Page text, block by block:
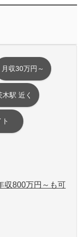
月収30万円～
木駅 近く
収800万円～も可